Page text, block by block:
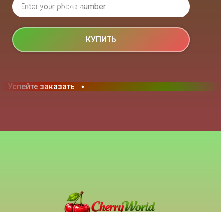
Успейте заказать
Номер телефона *
КУПИТЬ